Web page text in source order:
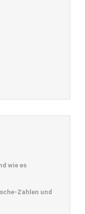
wie es
Zahlen und